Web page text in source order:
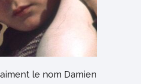
le nom Damien